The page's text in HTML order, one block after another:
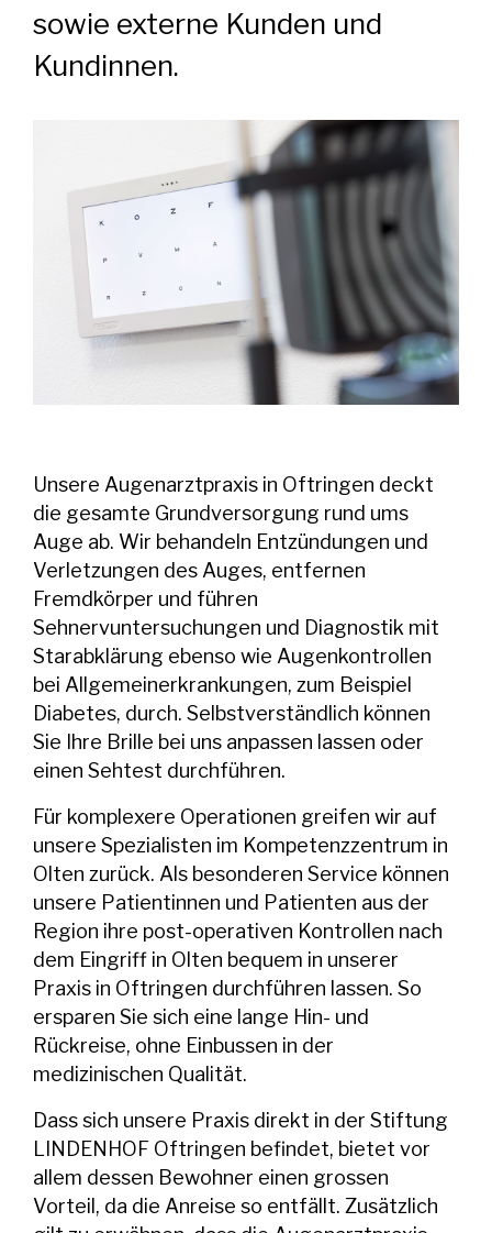
sowie externe Kunden und
Kundinnen.
Unsere Augenarztpraxis in Oftringen deckt
die gesamte Grundversorgung rund ums
Auge ab. Wir behandeln Entzündungen und
Verletzungen des Auges, entfernen
Fremdkörper und führen
Sehnervuntersuchungen und Diagnostik mit
Starabklärung ebenso wie Augenkontrollen
bei Allgemeinerkrankungen, zum Beispiel
Diabetes, durch. Selbstverständlich können
Sie Ihre Brille bei uns anpassen lassen oder
einen Sehtest durchführen.
Für komplexere Operationen greifen wir auf
unsere Spezialisten im Kompetenzzentrum in
Olten zurück. Als besonderen Service können
unsere Patientinnen und Patienten aus der
Region ihre post-operativen Kontrollen nach
dem Eingriff in Olten bequem in unserer
Praxis in Oftringen durchführen lassen. So
ersparen Sie sich eine lange Hin- und
Rückreise, ohne Einbussen in der
medizinischen Qualität.
Dass sich unsere Praxis direkt in der Stiftung
LINDENHOF Oftringen befindet, bietet vor
allem dessen Bewohner einen grossen
Vorteil, da die Anreise so entfällt. Zusätzlich